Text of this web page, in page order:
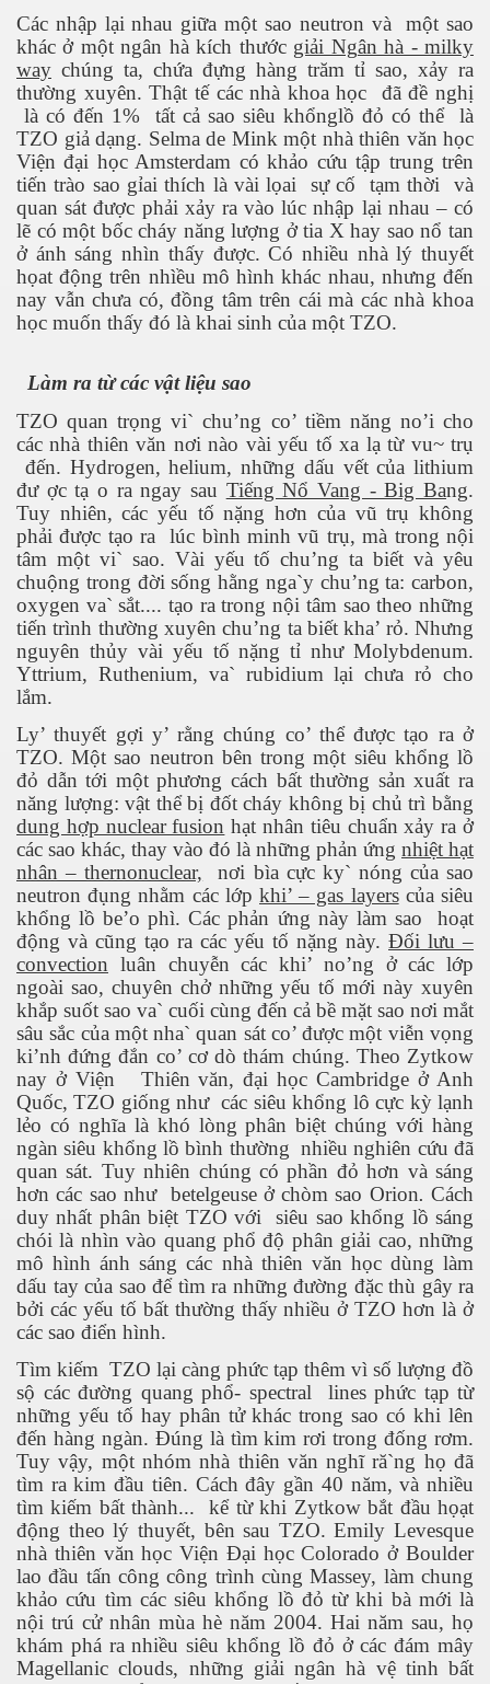
Các nhập lại nhau giữa một sao neutron và
một sao
khác ở một ngân hà kích thước giải Ngân hà - milky
way chúng ta, chứa đựng hàng trăm tỉ sao, xảy ra
thường xuyên. Thật tế các nhà khoa học
đã đề nghị
là có đến 1%
tất cả sao siêu khổnglồ đỏ có thể
là
TZO giả dạng. Selma de Mink một nhà thiên văn học
Viện đại học Amsterdam có khảo cứu tập trung trên
tiến trào sao gỉai thích là vài lọai
sự cố tạm thời
và
quan sát được phải xảy ra vào lúc nhập lại nhau – có
lẽ có một bốc cháy năng lượng ở tia X hay sao nổ tan
ở ánh sáng nhìn thấy được. Có nhiều nhà lý thuyết
họat động trên nhìều mô hình khác nhau, nhưng đến
nay vẫn chưa có, đồng tâm trên cái mà các nhà khoa
học muốn thấy đó là khai sinh của một TZO.
Làm ra từ các vật liệu sao
TZO quan trọng vi` chu’ng co’ tiềm năng no’i cho
các nhà thiên văn nơi nào vài yếu tố xa lạ từ vu~ trụ
đến. Hydrogen, helium, những dấu vết của lithium
đư ợc tạ o ra ngay sau Tiếng Nổ Vang - Big Bang.
Tuy nhiên, các yếu tố nặng hơn của vũ trụ không
phải được tạo ra
lúc bình minh vũ trụ, mà trong nội
tâm một vi` sao. Vài yếu tố chu’ng ta biết và yêu
chuộng trong đời sống hằng nga`y chu’ng ta: carbon,
oxygen va` sắt.... tạo ra trong nội tâm sao theo những
tiến trình thường xuyên chu’ng ta biết kha’ rỏ. Nhưng
nguyên thủy vài yếu tố nặng tỉ như Molybdenum.
Yttrium, Ruthenium, va` rubidium lại chưa rỏ cho
lắm.
Ly’ thuyết gợi y’ rằng chúng co’ thể được tạo ra ở
TZO. Một sao neutron bên trong một siêu khổng lồ
đỏ dẫn tới một phương cách bất thường sản xuất ra
năng lượng: vật thể bị đốt cháy không bị chủ trì bằng
dung hợp nuclear fusion hạt nhân tiêu chuẩn xảy ra ở
các sao khác, thay vào đó là những phản ứng nhiệt hạt
nhân – thernonuclear,
nơi bìa cực ky` nóng của sao
neutron đụng nhằm các lớp khi’ – gas layerscủa siêu
khổng lồ be’o phì. Các phản ứng này làm sao
hoạt
động và cũng tạo ra các yếu tố nặng này. Đối lưu –
convection luân chuyễn các khi’ no’ng ở các lớp
ngoài sao, chuyên chở những yếu tố mới này xuyên
khắp suốt sao va` cuối cùng đến cả bề mặt sao nơi mắt
sâu sắc của một nha` quan sát co’ được một viễn vọng
ki’nh đứng đắn co’ cơ dò thám chúng. Theo Zytkow
nay ở Viện
Thiên văn, đại học Cambridge ở Anh
Quốc, TZO giống như các siêu khổng lô cực kỳ lạnh
lẻo có nghĩa là khó lòng phân biệt chúng với hàng
ngàn siêu khổng lồ bình thường nhiều nghiên cứu đã
quan sát. Tuy nhiên chúng có phần đỏ hơn và sáng
hơn các sao như betelgeuse ở chòm sao Orion.Cách
duy nhất phân biệt TZO với
siêu sao khổng lồ sáng
chói là nhìn vào quang phổ độ phân giải cao, những
mô hình ánh sáng các nhà thiên văn học dùng làm
dấu tay của sao để tìm ra những đường đặc thù gây ra
bởi các yếu tố bất thường thấy nhiều ở TZO hơn là ở
các sao điển hình.
Tìm kiếm TZO lại càng phức tạp thêm vì số lượng đồ
sộ các đường quang phổ- spectral
lines phức tạp từ
những yếu tố hay phân tử khác trong sao có khi lên
đến hàng ngàn. Đúng là tìm kim rơi trong đống rơm.
Tuy vậy, một nhóm nhà thiên văn nghĩ ră`ng họ đã
tìm ra kim đầu tiên. Cách đây gần 40 năm, và nhiều
tìm kiếm bất thành...
kể từ khi Zytkow bắt đầu họạt
động theo lý thuyết, bên sau TZO. Emily Levesque
nhà thiên văn học Viện Đại học Colorado ở Boulder
lao đầu tấn công công trình cùng Massey, làm chung
khảo cứu tìm các siêu khổng lồ đỏ từ khi bà mới là
nội trú cử nhân mùa hè năm 2004. Hai năm sau, họ
khám phá ra nhiều siêu khổng lồ đỏ ở các đám mây
Magellanic clouds, những giải ngân hà vệ tinh bất
P 200-201
- P2
BBQ
Dương